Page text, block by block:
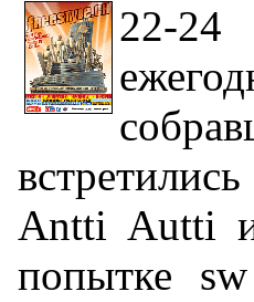
22-
Antti Autti
попытке